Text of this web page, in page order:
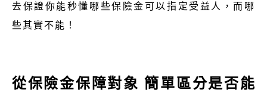
去保證你能秒懂哪些保險金可以指定受益人，而哪
些其實不能！
從保險金保障對象 簡單區分是否能